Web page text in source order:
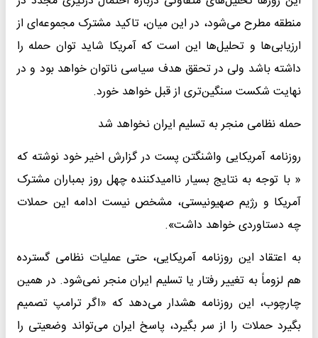
منطقه مطرح می‌شود، در این میان، تاکید مشترک مجموعه‌ای از
ارزیابی‌ها و تحلیل‌ها این است که آمریکا شاید توان حمله را
داشته باشد ولی در تحقق هدف سیاسی ناتوان خواهد بود و در
نهایت شکست سنگین‌تری از قبل خواهد خورد.
حمله نظامی منجر به تسلیم ایران نخواهد شد
روزنامه آمریکایی واشنگتن پست در گزارش اخیر خود نوشته که
« با توجه به نتایج بسیار ناامیدکننده چهل روز بمباران مشترک
آمریکا و رژیم صهیونیستی، مشخص نیست ادامه این حملات
چه دستاوردی خواهد داشت».
به اعتقاد این روزنامه آمریکایی، حتی عملیات نظامی گسترده
هم لزوماً به تغییر رفتار یا تسلیم ایران منجر نمی‌شود. در همین
چارچوب، این روزنامه هشدار می‌دهد که «اگر ترامپ تصمیم
بگیرد حملات را از سر بگیرد، پاسخ ایران می‌تواند وضعیتی را